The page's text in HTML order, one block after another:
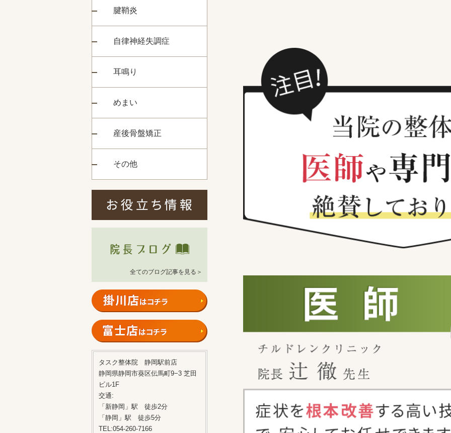
腱鞘炎
自律神経失調症
耳鳴り
めまい
産後骨盤矯正
その他
全てのブログ記事を見る＞
タスク整体院 静岡駅前店
静岡県静岡市葵区伝馬町9−3 芝田
ビル1F
交通:
「新静岡」駅 徒歩2分
「静岡」駅 徒歩5分
TEL:054‐260‐7166